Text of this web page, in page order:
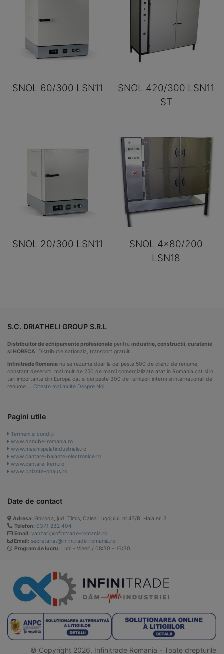
SNOL 60/300 LSN11
SNOL 420/300 LSN11
ST
SNOL 20/300 LSN11
SNOL 4×80/200
LSN18
S.C. DRIATHELI GROUP S.R.L
Distribuitor de echipamente profesionale pentru industrie, constructii, curatenie
si HORECA. Distributie nationala, transport gratuit.
Infinitrade Romania nu se rezuma doar la cei peste 500 de clienti de renume,
constant deserviti, mai mult de 250 de marci comercializate atat in Romania cat si in
tari importante din Europa cat si cei peste 300 de furnizori interni si internationali de
renume … Citeste mai multe Despre Noi
Pagini utile
Termeni si conditii
www.danube-romania.ro
www.masinispalatindustriale.ro
www.cantare-balante-electronice.ro
www.cantare-kern.ro
www.balante-ohaus.ro
Date de contact
Adresa: Ghiroda, jud. Timis, Calea Lugojului, nr.47/B, Hala nr. 3
Telefon: 0371 232 404
Email: vanzari@infinitrade-romania.ro
Email: secretariat@infinitrade-romania.ro
Program de lucru: Luni – Vineri / 08:30 – 16:30
© Copyright 2026. Infinitrade Romania - Toate drepturile